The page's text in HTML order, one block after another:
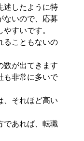
述したように特
ないので、応募
すいです。
ることもないの
数が出てきます
も非常に多いで
、それほど高い
であれば、転職